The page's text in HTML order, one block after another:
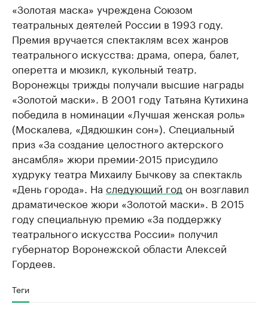
Делитесь новостями бизнеса на РБК
Управляйте страницей компании и развивайте личные
Крупнейшие
продавцы
Ознакомьтесь с
«Золотая маска» учреждена Союзом
театральных деятелей России в 1993 году.
Премия вручается спектаклям всех жанров
театрального искусства: драма, опера, балет,
оперетта и мюзикл, кукольный театр.​
Воронежцы трижды получали высшие награды
«Золотой маски». В 2001 году Татьяна Кутихина
победила в номинации «Лучшая женская роль»
(Москалева, «Дядюшкин сон»). Специальный
приз «За создание целостного актерского
ансамбля» жюри премии-2015 присудило
худруку театра Михаилу Бычкову за спектакль
«День города». На следующий год он возглавил
драматическое жюри «Золотой маски». В 2015
году специальную премию «За поддержку
театрального искусства России» получил
губернатор Воронежской области Алексей
Гордеев.
Теги